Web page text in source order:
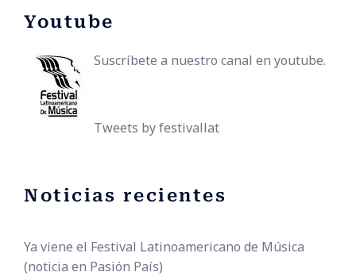
Youtube
Suscríbete a nuestro canal en youtube.
Tweets by festivallat
Noticias recientes
Ya viene el Festival Latinoamericano de Música
(noticia en Pasión País)